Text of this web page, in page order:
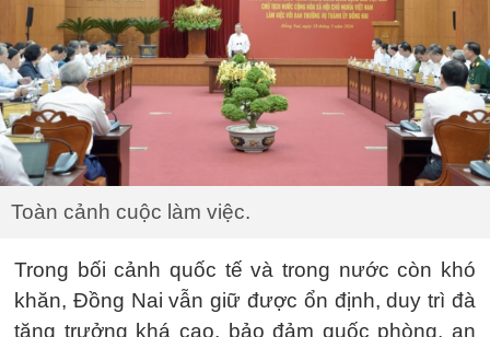
Toàn cảnh cuộc làm việc.
Trong bối cảnh quốc tế và trong nước còn khó
khăn, Đồng Nai vẫn giữ được ổn định, duy trì đà
tăng trưởng khá cao, bảo đảm quốc phòng, an